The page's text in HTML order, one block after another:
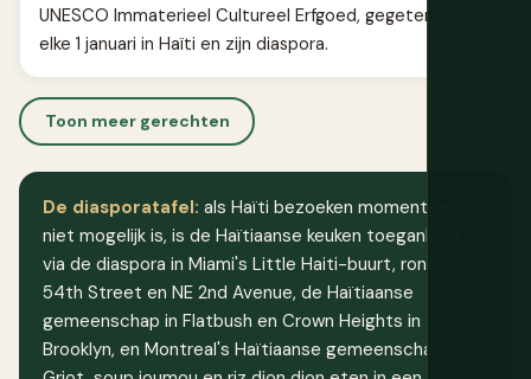
UNESCO Immaterieel Cultureel Erfgoed, gegeten op
elke 1 januari in Haïti en zijn diaspora.
Toon meer gerechten
De diasporatafel: als Haïti bezoeken momenteel
niet mogelijk is, is de Haïtiaanse keuken toegankelijk
via de diaspora in Miami's Little Haiti-buurt, rond NW
54th Street en NE 2nd Avenue, de Haïtiaanse
gemeenschap in Flatbush en Crown Heights in
Brooklyn, en Montreal's Haïtiaanse gemeenschap.